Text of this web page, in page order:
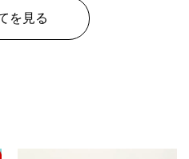
を見る